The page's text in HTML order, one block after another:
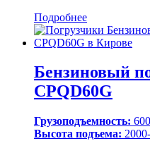
Подробнее
Бензиновый
CPQD60G
Грузоподъемность:
Высота подъема: